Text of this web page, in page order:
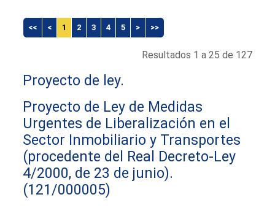
<< < 1 2 3 4 5 > >>
Resultados 1 a 25 de 127
Proyecto de ley.
Proyecto de Ley de Medidas
Urgentes de Liberalización en el
Sector Inmobiliario y Transportes
(procedente del Real Decreto-Ley
4/2000, de 23 de junio).
(121/000005)